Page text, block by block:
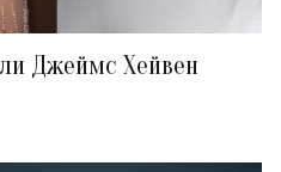
Джеймс Хейвен